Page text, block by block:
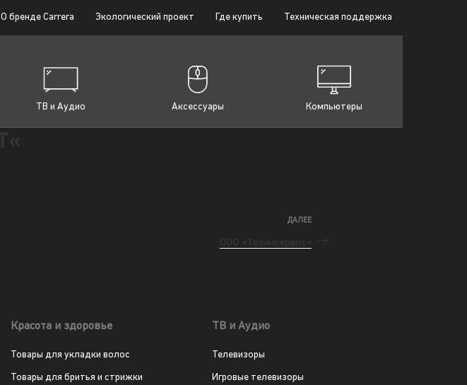
О бренде Carrera Экологический проект Где купить Техническая поддержка
ТВ и Аудио Аксессуары Компьютеры
ДАЛЕЕ
Красота и здоровье
Товары для укладки волос
Товары для бритья и стрижки
ТВ и Аудио
Телевизоры
Игровые телевизоры